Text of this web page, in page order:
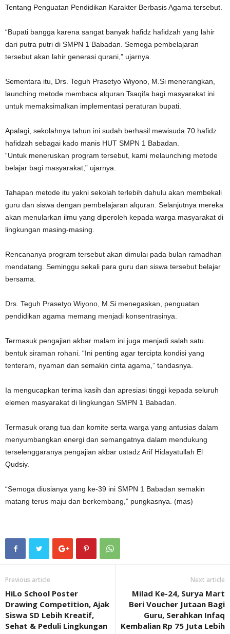
Tentang Penguatan Pendidikan Karakter Berbasis Agama tersebut.
“Bupati bangga karena sangat banyak hafidz hafidzah yang lahir
dari putra putri di SMPN 1 Babadan. Semoga pembelajaran
tersebut akan lahir generasi qurani,” ujarnya.
Sementara itu, Drs. Teguh Prasetyo Wiyono, M.Si menerangkan,
launching metode membaca alquran Tsaqifa bagi masyarakat ini
untuk memaksimalkan implementasi peraturan bupati.
Apalagi, sekolahnya tahun ini sudah berhasil mewisuda 70 hafidz
hafidzah sebagai kado manis HUT SMPN 1 Babadan.
“Untuk meneruskan program tersebut, kami melaunching metode
belajar bagi masyarakat,” ujarnya.
Tahapan metode itu yakni sekolah terlebih dahulu akan membekali
guru dan siswa dengan pembelajaran alquran. Selanjutnya mereka
akan menularkan ilmu yang diperoleh kepada warga masyarakat di
lingkungan masing-masing.
Rencananya program tersebut akan dimulai pada bulan ramadhan
mendatang. Seminggu sekali para guru dan siswa tersebut belajar
bersama.
Drs. Teguh Prasetyo Wiyono, M.Si menegaskan, penguatan
pendidikan agama memang menjadi konsentrasinya.
Termasuk pengajian akbar malam ini juga menjadi salah satu
bentuk siraman rohani. “Ini penting agar tercipta kondisi yang
tenteram, nyaman dan semakin cinta agama,” tandasnya.
Ia mengucapkan terima kasih dan apresiasi tinggi kepada seluruh
elemen masyarakat di lingkungan SMPN 1 Babadan.
Termasuk orang tua dan komite serta warga yang antusias dalam
menyumbangkan energi dan semangatnya dalam mendukung
terselenggaranya pengajian akbar ustadz Arif Hidayatullah El
Qudsiy.
“Semoga diusianya yang ke-39 ini SMPN 1 Babadan semakin
matang terus maju dan berkembang,” pungkasnya. (mas)
Previous article
HiLo School Poster
Drawing Competition, Ajak
Siswa SD Lebih Kreatif,
Sehat & Peduli Lingkungan
Next article
Milad Ke-24, Surya Mart
Beri Voucher Jutaan Bagi
Guru, Serahkan Infaq
Kembalian Rp 75 Juta Lebih